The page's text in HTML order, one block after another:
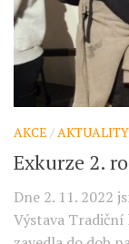
AKCE /AKTUALITY
Exkurze 2.
Dne 2. 11. 2022
Výstava Tradiční